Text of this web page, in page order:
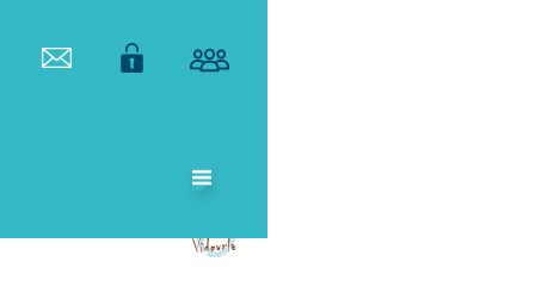
PUBLIC
TERRITORIAL